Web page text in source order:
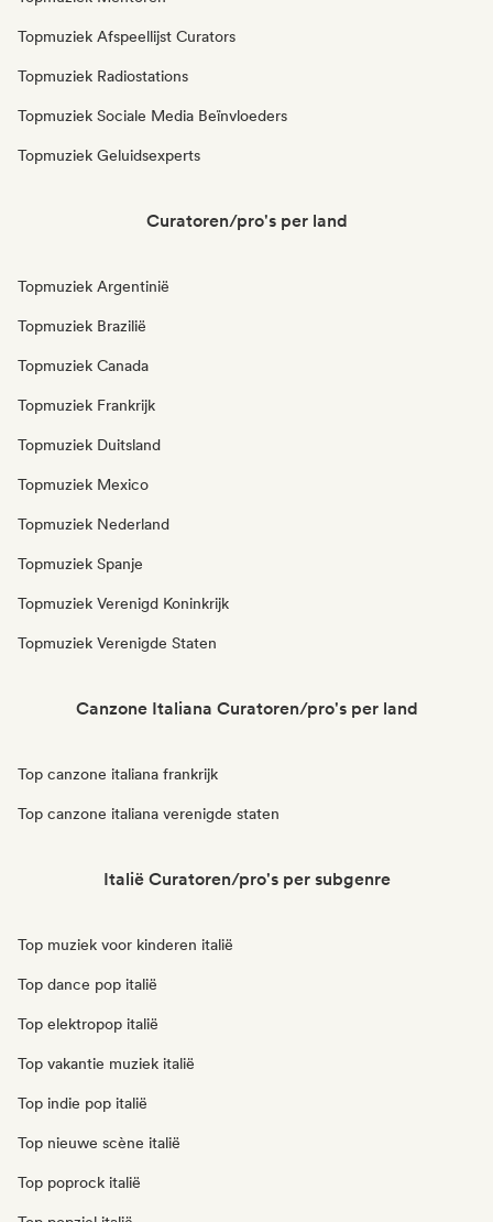
Topmuziek Afspeellijst Curators
Topmuziek Radiostations
Topmuziek Sociale Media Beïnvloeders
Topmuziek Geluidsexperts
Curatoren/pro's per land
Topmuziek Argentinië
Topmuziek Brazilië
Topmuziek Canada
Topmuziek Frankrijk
Topmuziek Duitsland
Topmuziek Mexico
Topmuziek Nederland
Topmuziek Spanje
Topmuziek Verenigd Koninkrijk
Topmuziek Verenigde Staten
Canzone Italiana Curatoren/pro's per land
Top canzone italiana frankrijk
Top canzone italiana verenigde staten
Italië Curatoren/pro's per subgenre
Top muziek voor kinderen italië
Top dance pop italië
Top elektropop italië
Top vakantie muziek italië
Top indie pop italië
Top nieuwe scène italië
Top poprock italië